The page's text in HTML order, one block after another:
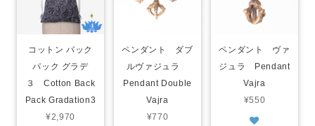
コットン バック
パック グラデ
３ Cotton Back
Pack Gradation3
¥2,970
ペンダント ダブ
ルヴァジュラ
Pendant Double
Vajra
¥770
ペンダント ヴァ
ジュラ Pendant
Vajra
¥550